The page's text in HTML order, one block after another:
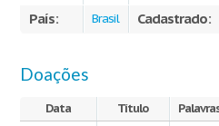
País: Brasil Cadastrado:
Doações
Data Título